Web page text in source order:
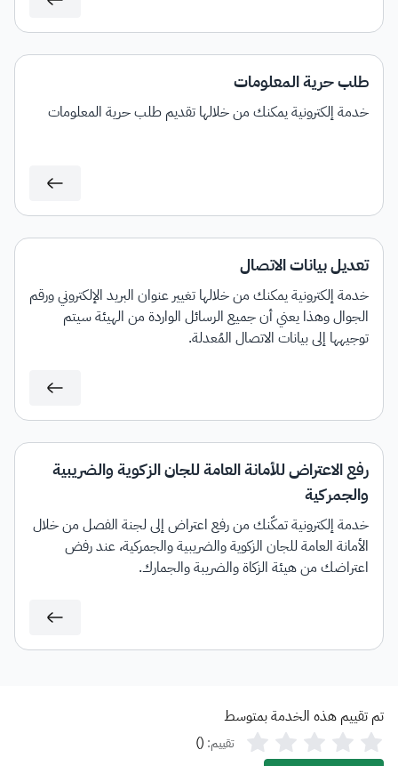
طلب حرية المعلومات
خدمة إلكترونية يمكنك من خلالها تقديم طلب حرية المعلومات
تعديل بيانات الاتصال
خدمة إلكترونية يمكنك من خلالها تغيير عنوان البريد الإلكتروني ورقم
الجوال وهذا يعني أن جميع الرسائل الواردة من الهيئة سيتم
توجيهها إلى بيانات الاتصال المُعدلة.
رفع الاعتراض للأمانة العامة للجان الزكوية والضريبية
والجمركية
خدمة إلكترونية تمكّنك من رفع اعتراض إلى لجنة الفصل من خلال
الأمانة العامة للجان الزكوية والضريبية والجمركية، عند رفض
اعتراضك من هيئة الزكاة والضريبة والجمارك.
تم تقييم هذه الخدمة بمتوسط
تقييم: (
)